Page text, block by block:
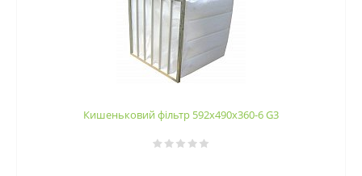
Кишеньковий фільтр 592х490х360-6 G3